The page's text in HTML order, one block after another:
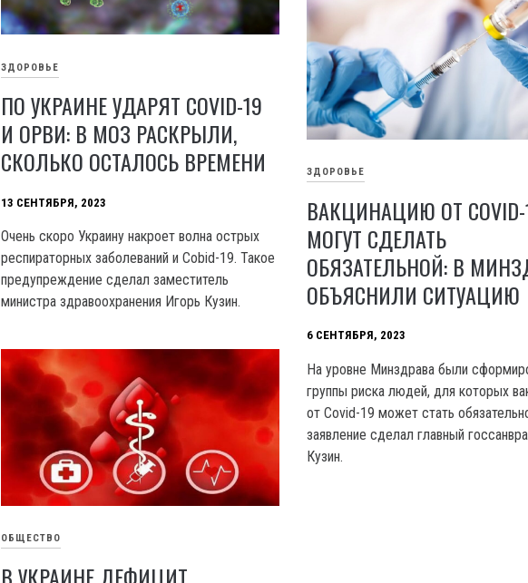
ЗДОРОВЬЕ
ПО УКРАИНЕ УДАРЯТ COVID-19
И ОРВИ: В МОЗ РАСКРЫЛИ,
СКОЛЬКО ОСТАЛОСЬ ВРЕМЕНИ
13 СЕНТЯБРЯ, 2023
Очень скоро Украину накроет волна острых
респираторных заболеваний и Cobid-19. Такое
предупреждение сделал заместитель
министра здравоохранения Игорь Кузин.
ЗДОРОВЬЕ
ВАКЦИНАЦИЮ ОТ COVID-
МОГУТ СДЕЛАТЬ
ОБЯЗАТЕЛЬНОЙ: В
ОБЪЯСНИЛИ СИТУАЦИЮ
6 СЕНТЯБРЯ, 2023
Ha уровне Минздрава были
группы риска людей, для которых
от Covid-19 может стать
заявление сделал главный
Кузин.
ОБЩЕСТВО
В УКРАИНЕ ДЕФИЦИТ